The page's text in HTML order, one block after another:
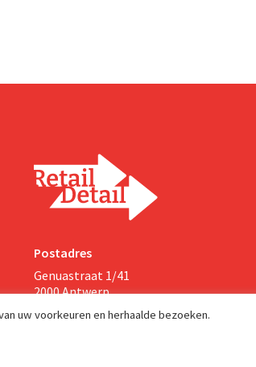
Postadres
Genuastraat 1/41
2000 Antwerp
uw voorkeuren en herhaalde bezoeken.